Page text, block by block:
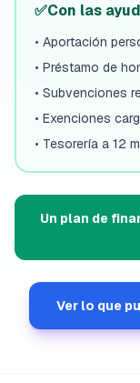
✅Con las
• Aportación
• Préstamo de
• Subvenciones
• Exenciones
• Tesorería a 12
Un plan de
Ver lo que